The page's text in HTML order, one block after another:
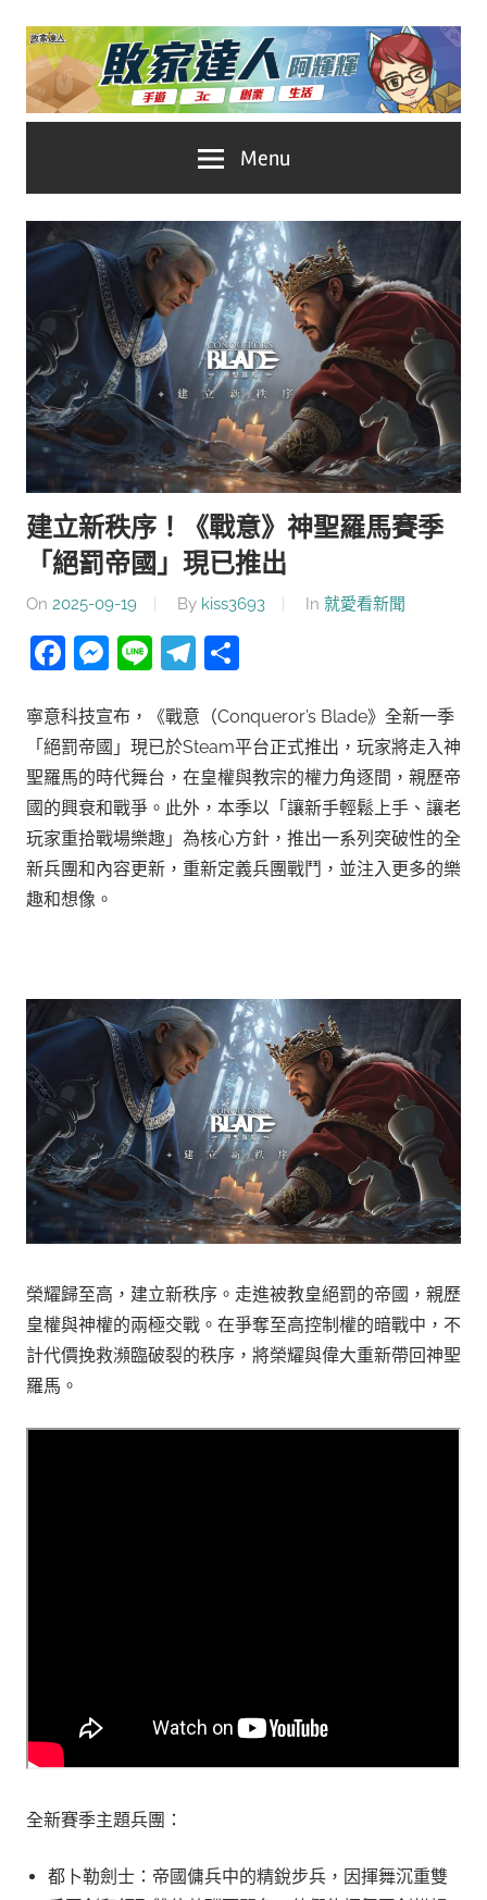
Skip
content
家
達
人
推
薦
No.1
遊
戲
科
自
媒
體。
Menu
建立新秩序！《戰意》神聖羅馬賽季
「絕罰帝國」現已推出
On 2025-09-19 By kiss3693 In 就愛看新聞
Facebook
Messenger
LineTelegram
寧意科技宣布，《戰意（Conqueror’s Blade》全新一季
「絕罰帝國」現已於Steam平台正式推出，玩家將走入神
聖羅馬的時代舞台，在皇權與教宗的權力角逐間，親歷帝
國的興衰和戰爭。此外，本季以「讓新手輕鬆上手、讓老
玩家重拾戰場樂趣」為核心方針，推出一系列突破性的全
新兵團和內容更新，重新定義兵團戰鬥，並注入更多的樂
趣和想像。
榮耀歸至高，建立新秩序。走進被教皇絕罰的帝國，親歷
皇權與神權的兩極交戰。在爭奪至高控制權的暗戰中，不
計代價挽救瀕臨破裂的秩序，將榮耀與偉大重新帶回神聖
羅馬。
全新賽季主題兵團：
都卜勒劍士：帝國傭兵中的精銳步兵，因揮舞沉重雙